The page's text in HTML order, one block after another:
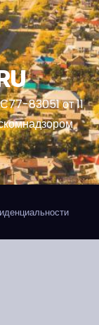
83051 от 11